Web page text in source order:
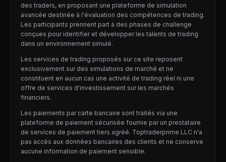
des traders, en proposant une plateforme de simulation
avancée destinée à l'évaluation des compétences de trading.
Les participants prennent part à des phases de challenge
conçues pour identifier et développer les talents de trading
dans un environnement simulé.
Les services de trading proposés sur ce site reposent
exclusivement sur des simulations de marché et ne
constituent en aucun cas une activité de trading réel ni une
offre de services d'investissement sur les marchés
financiers.
Les paiements par carte bancaire sont traités via une
plateforme de paiement sécurisée fournie par un prestataire
de services de paiement tiers agréé. Toptraderprime LLC n'a
pas accès aux données bancaires des clients et ne conserve
aucune information de paiement sensible.